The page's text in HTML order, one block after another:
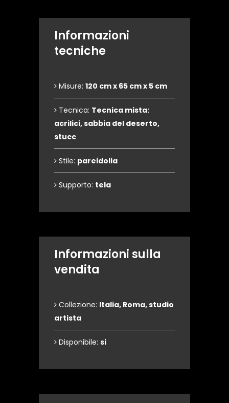
Informazioni
tecniche
Misure: 120 cm x 65 cm x 5 cm
Tecnica: Tecnica mista:
acrilici, sabbia del deserto,
stucc
Stile: pareidolia
Supporto: tela
Informazioni sulla
vendita
Collezione: Italia, Roma, studio
artista
Disponibile: si